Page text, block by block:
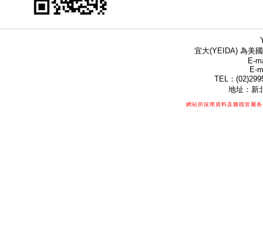
宜大(YEIDA) 為美
E-
E-
TEL：
地址：新
網站所採用資料及圖檔皆屬